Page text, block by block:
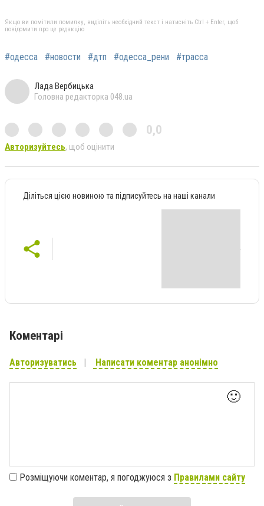
Якщо ви помітили помилку, виділіть необхідний текст і натисніть Ctrl + Enter, щоб
повідомити про це редакцію
#одесса #новости #дтп #одесса_рени #трасса
Лада Вербицька
Головна редакторка 048.ua
0,0
Авторизуйтесь, щоб оцінити
Діліться цією новиною та підписуйтесь на наші канали
Коментарі
Авторизуватись Написати коментар анонімно
🙂
Розміщуючи коментар, я погоджуюся з Правилами сайту